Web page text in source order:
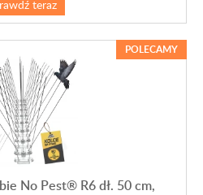
teraz
No Pest® R6 dł. 50 cm,
POLECAMY